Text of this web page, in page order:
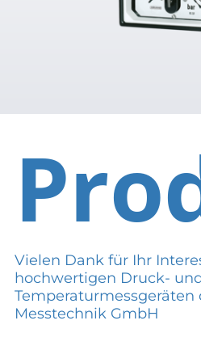
Vielen Dank für Ihr
hochwertigen Druck-
Temperaturmessgeräten
Messtechnik GmbH